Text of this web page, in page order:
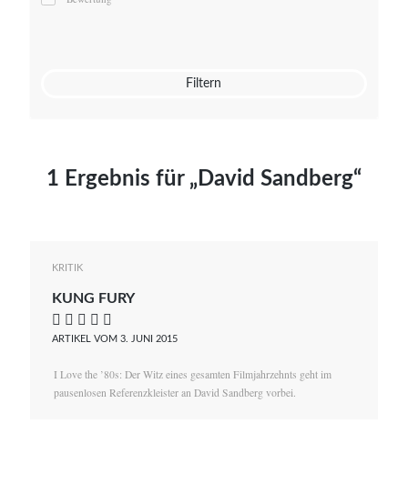
Mato von Vogelstein
Filtern
1 Ergebnis für „David Sandberg“
KRITIK
KUNG FURY
    
ARTIKEL VOM 3. JUNI 2015
I Love the ’80s: Der Witz eines gesamten Filmjahrzehnts geht im
pausenlosen Referenzkleister an David Sandberg vorbei.